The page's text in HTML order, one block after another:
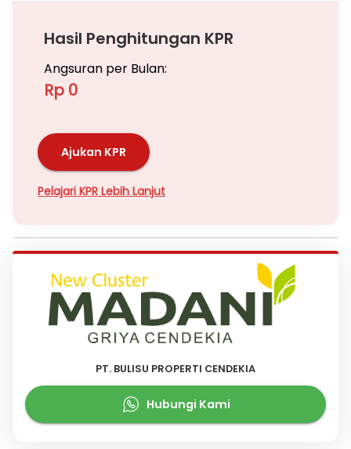
Hasil Penghitungan KPR
Angsuran per Bulan:
Rp 0
Ajukan KPR
Pelajari KPR Lebih Lanjut
PT. BULISU PROPERTI CENDEKIA
Hubungi Kami